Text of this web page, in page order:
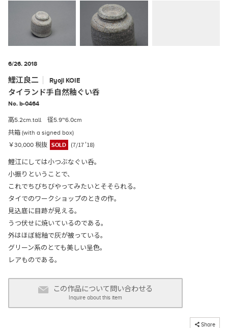
6/26. 2018
鯉江良二 Ryoji KOIE
タイランド手自然釉ぐい呑
No. b-0464
高5.2cm.tall 径5.9~6.0cm
共箱 (with a signed box)
￥30,000 税抜
SOLD (7/17 '18)
鯉江にしては小つぶなぐい呑。
小振りということで、
これでちびちびやってみたいとそそられる。
タイでのワークショップのときの作。
見込底に目跡が見える。
うつ伏せに焼いているのである。
外はほぼ総釉で灰が被っている。
グリーン系のとても美しい呈色。
レアものである。
この作品について問い合わせる
Inquire about this item
Share
コピーしました